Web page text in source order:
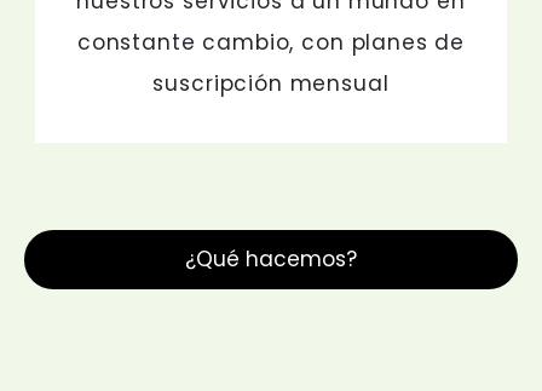
constante cambio, con planes de
suscripción mensual
¿Qué hacemos?